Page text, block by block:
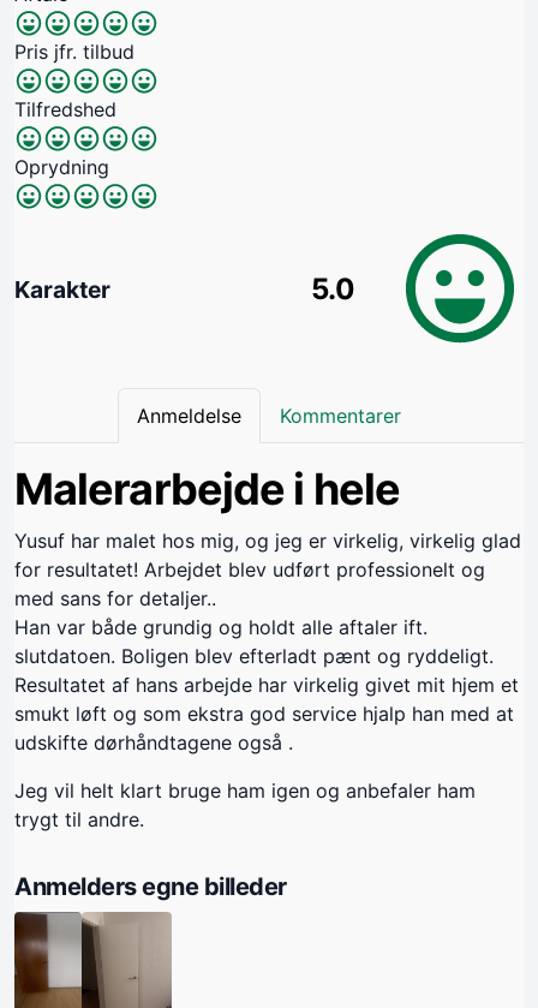
Pris jfr. tilbud
Tilfredshed
Oprydning
Karakter 5.0
Anmeldelse Kommentarer
Malerarbejde i hele
Yusuf har malet hos mig, og jeg er virkelig, virkelig glad
for resultatet! Arbejdet blev udført professionelt og
med sans for detaljer..
Han var både grundig og holdt alle aftaler ift.
slutdatoen. Boligen blev efterladt pænt og ryddeligt.
Resultatet af hans arbejde har virkelig givet mit hjem et
smukt løft og som ekstra god service hjalp han med at
udskifte dørhåndtagene også .
Jeg vil helt klart bruge ham igen og anbefaler ham
trygt til andre.
Anmelders egne billeder